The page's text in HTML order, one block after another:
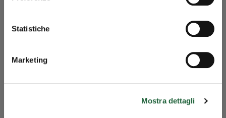
Statistiche
Marketing
Mostra dettagli
Paesi
Danimarca